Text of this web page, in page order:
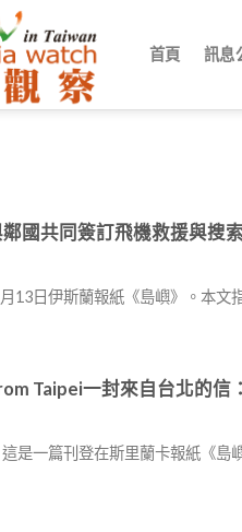
首頁 訊息
國共同簽訂飛機救援與搜
13日伊斯蘭報紙《島嶼》。本文
Taipei一封來自台北的信
是一篇刊登在斯里蘭卡報紙《